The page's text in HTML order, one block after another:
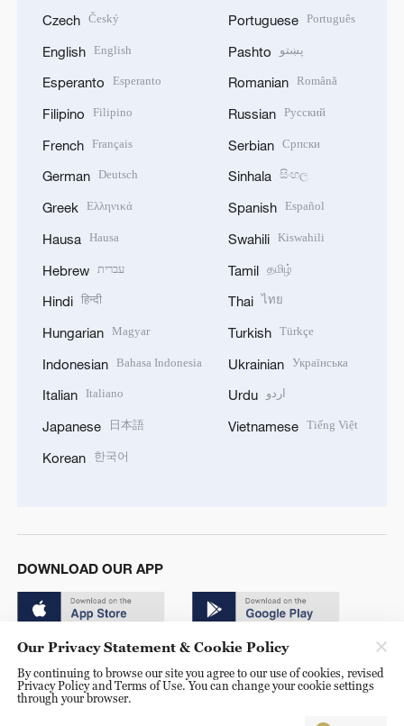
Czech Český
English English
Esperanto Esperanto
Filipino Filipino
French Français
German Deutsch
Greek Ελληνικά
Hausa Hausa
Hebrew עברית
Hindi हिन्दी
Hungarian Magyar
Indonesian Bahasa Indonesia
Italian Italiano
Japanese 日本語
Korean 한국어
Portuguese Português
Pashto پښتو
Romanian Română
Russian Русский
Serbian Српски
Sinhala සිංහල
Spanish Español
Swahili Kiswahili
Tamil தமிழ்
Thai ไทย
Turkish Türkçe
Ukrainian Українська
Urdu اردو
Vietnamese Tiếng Việt
DOWNLOAD OUR APP
© China Radio International.CRI. All Rights Reserved. 16A
Our Privacy Statement & Cookie Policy
By continuing to browse our site you agree to our use of cookies, revised
Privacy Policy and Terms of Use. You can change your cookie settings
through your browser.